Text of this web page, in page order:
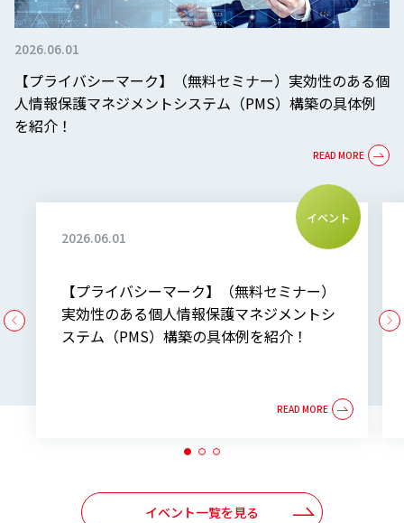
2026.06.01
【プライバシーマーク】（無料セミナー）実効性のある個
人情報保護マネジメントシステム（PMS）構築の具体例
を紹介！
イベント
2026.06.01
【プライバシーマーク】（無料セミナー）
実効性のある個人情報保護マネジメントシ
ステム（PMS）構築の具体例を紹介！
イベント一覧を見る